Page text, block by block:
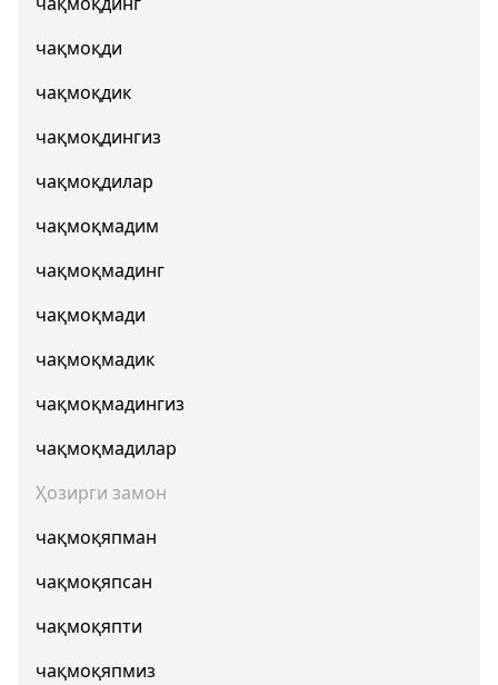
чақмоқди
чақмоқдик
чақмоқдингиз
чақмоқдилар
чақмоқмадим
чақмоқмадинг
чақмоқмади
чақмоқмадик
чақмоқмадингиз
чақмоқмадилар
Ҳозирги замон
чақмоқяпман
чақмоқяпсан
чақмоқяпти
чақмоқяпмиз